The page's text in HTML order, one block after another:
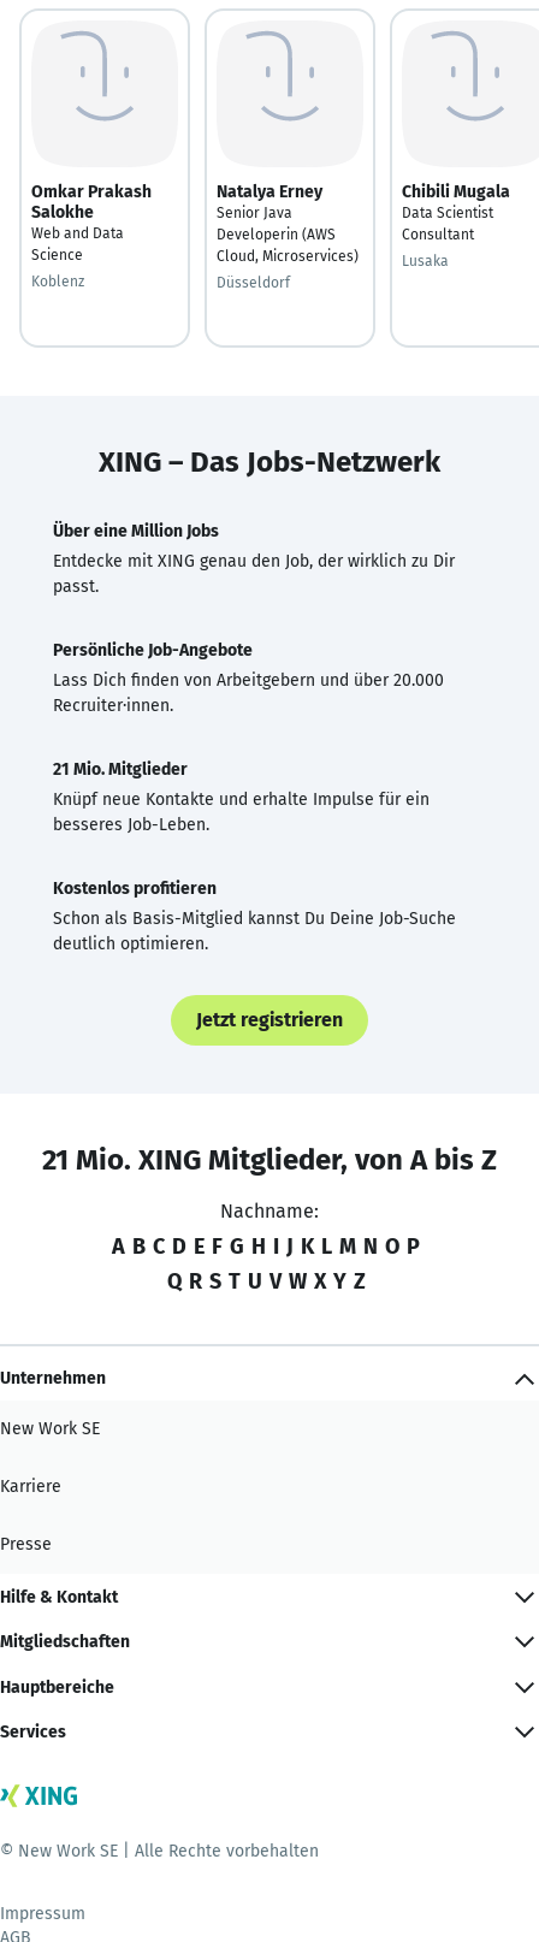
Omkar Prakash
Salokhe
Web and Data
Science
Koblenz
Natalya Erney
Senior Java
Developerin (AWS
Cloud, Microservices)
Düsseldorf
Chibili Mugala
Data Scientist
Consultant
Lusaka
XING – Das Jobs-Netzwerk
Über eine Million Jobs
Entdecke mit XING genau den Job, der wirklich zu Dir
passt.
Persönliche Job-Angebote
Lass Dich finden von Arbeitgebern und über 20.000
Recruiter·innen.
21 Mio. Mitglieder
Knüpf neue Kontakte und erhalte Impulse für ein
besseres Job-Leben.
Kostenlos profitieren
Schon als Basis-Mitglied kannst Du Deine Job-Suche
deutlich optimieren.
Jetzt registrieren
21 Mio. XING Mitglieder, von A bis Z
Nachname:
A B C D E F G H I J K L M N O P
Q R S T U V W X Y Z
Unternehmen
New Work SE
Karriere
Presse
Hilfe & Kontakt
Mitgliedschaften
Hauptbereiche
Services
© New Work SE | Alle Rechte vorbehalten
Impressum
AGB